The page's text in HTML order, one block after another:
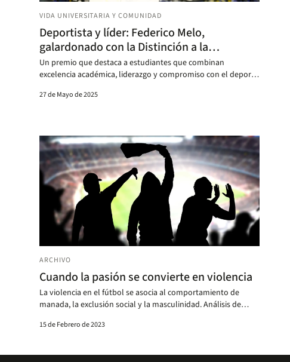
VIDA UNIVERSITARIA Y COMUNIDAD
Deportista y líder: Federico Melo,
galardonado con la Distinción a la
Trayectoria Deportiva 2025
Un premio que destaca a estudiantes que combinan
excelencia académica, liderazgo y compromiso con el deporte
27 de Mayo de 2025
ARCHIVO
Cuando la pasión se convierte en violencia
La violencia en el fútbol se asocia al comportamiento de
manada, la exclusión social y la masculinidad. Análisis de
15 de Febrero de 2023